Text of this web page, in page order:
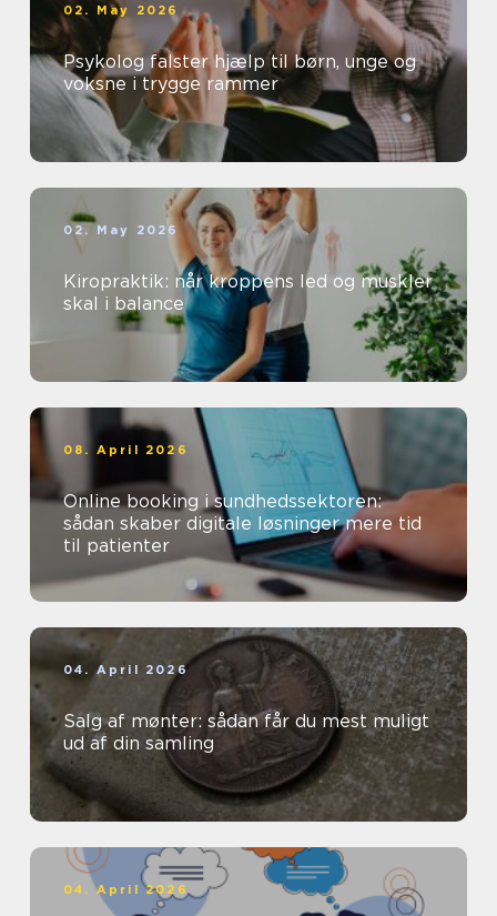
02. May 2026
Psykolog falster hjælp til børn, unge og
voksne i trygge rammer
02. May 2026
Kiropraktik: når kroppens led og muskler
skal i balance
08. April 2026
Online booking i sundhedssektoren:
sådan skaber digitale løsninger mere tid
til patienter
04. April 2026
Salg af mønter: sådan får du mest muligt
ud af din samling
04. April 2026